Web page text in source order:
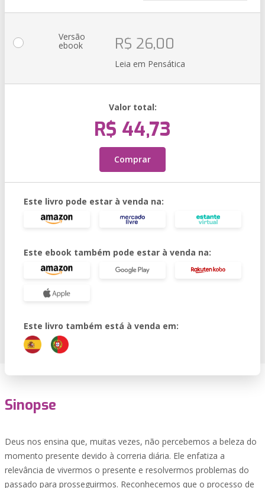
Versão
ebook R$ 26,00
Leia em Pensática
Valor total:
R$ 44,73
Comprar
Este livro pode estar à venda na:
Este ebook também pode estar à venda na:
Este livro também está à venda em:
Sinopse
Deus nos ensina que, muitas vezes, não percebemos a beleza do
momento presente devido à correria diária. Ele enfatiza a
relevância de vivermos o presente e resolvermos problemas do
passado para prosseguirmos. Reconhecemos que o processo de